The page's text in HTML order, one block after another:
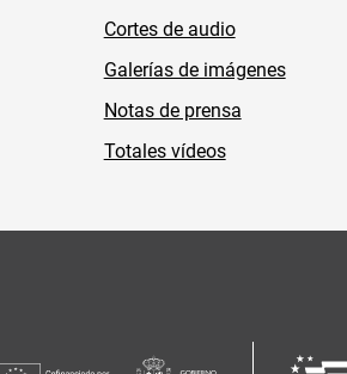
Cortes de audio
Galerías de imágenes
Notas de prensa
Totales vídeos